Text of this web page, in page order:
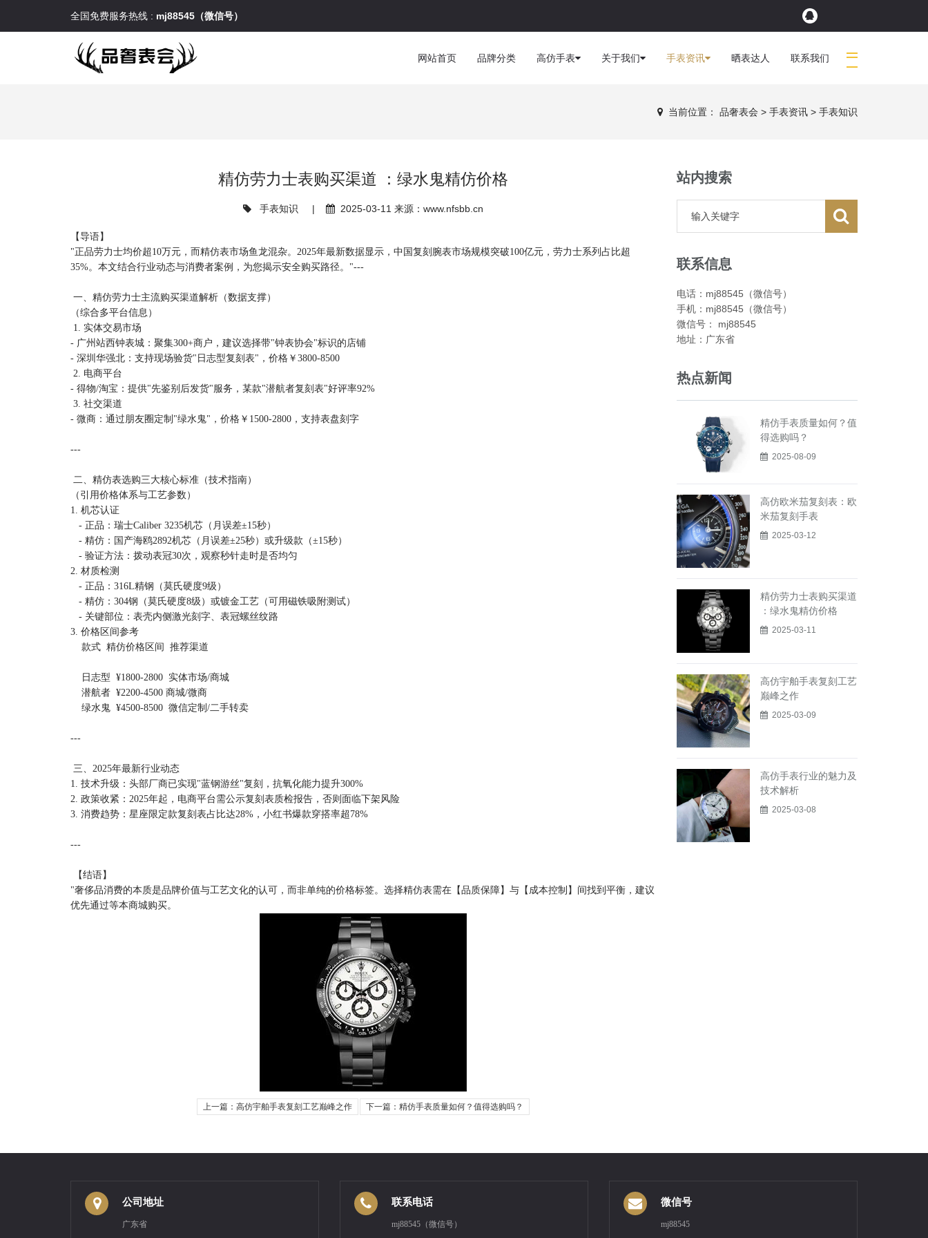
全国免费服务热线 : mj88545（微信号）
网站首页 品牌分类 高仿手表 关于我们 手表资讯 晒表达人 联系我们
当前位置： 品奢表会 > 手表资讯 > 手表知识
精仿劳力士表购买渠道 ：绿水鬼精仿价格
手表知识 | 2025-03-11 来源：www.nfsbb.cn
【导语】
"正品劳力士均价超10万元，而精仿表市场鱼龙混杂。2025年最新数据显示，中国复刻腕表市场规模突破100亿元，劳力士系列占比超
35%。本文结合行业动态与消费者案例，为您揭示安全购买路径。"---
一、精仿劳力士主流购买渠道解析（数据支撑）
（综合多平台信息）
1. 实体交易市场
- 广州站西钟表城：聚集300+商户，建议选择带"钟表协会"标识的店铺
- 深圳华强北：支持现场验货"日志型复刻表"，价格￥3800-8500
2. 电商平台
- 得物/淘宝：提供"先鉴别后发货"服务，某款"潜航者复刻表"好评率92%
3. 社交渠道
- 微商：通过朋友圈定制"绿水鬼"，价格￥1500-2800，支持表盘刻字
---
二、精仿表选购三大核心标准（技术指南）
（引用价格体系与工艺参数）
1. 机芯认证
- 正品：瑞士Caliber 3235机芯（月误差±15秒）
- 精仿：国产海鸥2892机芯（月误差±25秒）或升级款（±15秒）
- 验证方法：拨动表冠30次，观察秒针走时是否均匀
2. 材质检测
- 正品：316L精钢（莫氏硬度9级）
- 精仿：304钢（莫氏硬度8级）或镀金工艺（可用磁铁吸附测试）
- 关键部位：表壳内侧激光刻字、表冠螺丝纹路
3. 价格区间参考
款式 精仿价格区间 推荐渠道
日志型 ¥1800-2800 实体市场/商城
潜航者 ¥2200-4500 商城/微商
绿水鬼 ¥4500-8500 微信定制/二手转卖
---
三、2025年最新行业动态
1. 技术升级：头部厂商已实现"蓝钢游丝"复刻，抗氧化能力提升300%
2. 政策收紧：2025年起，电商平台需公示复刻表质检报告，否则面临下架风险
3. 消费趋势：星座限定款复刻表占比达28%，小红书爆款穿搭率超78%
---
【结语】
"奢侈品消费的本质是品牌价值与工艺文化的认可，而非单纯的价格标签。选择精仿表需在【品质保障】与【成本控制】间找到平衡，建议
优先通过等本商城购买。
上一篇：高仿宇舶手表复刻工艺巅峰之作 下一篇：精仿手表质量如何？值得选购吗？
站内搜索
联系信息
电话：mj88545（微信号）
手机：mj88545（微信号）
微信号： mj88545
地址：广东省
热点新闻
精仿手表质量如何？值
得选购吗？
2025-08-09
高仿欧米茄复刻表：欧
米茄复刻手表
2025-03-12
精仿劳力士表购买渠道
：绿水鬼精仿价格
2025-03-11
高仿宇舶手表复刻工艺
巅峰之作
2025-03-09
高仿手表行业的魅力及
技术解析
2025-03-08
公司地址
广东省
联系电话
mj88545（微信号）
微信号
mj88545